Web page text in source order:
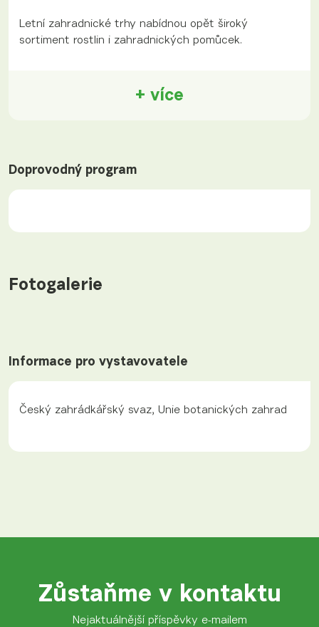
Letní zahradnické trhy nabídnou opět široký
sortiment rostlin i zahradnických pomůcek.
+ více
Doprovodný program
Fotogalerie
Informace pro vystavovatele
Český zahrádkářský svaz, Unie botanických zahrad
Zůstaňme v kontaktu
Nejaktuálnější příspěvky e-mailem